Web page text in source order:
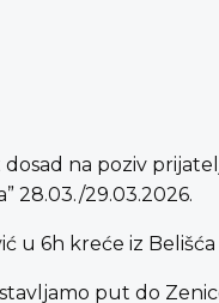
na poziv
28.03./29.03.2026.
u 6h kreće iz Belišća
put do